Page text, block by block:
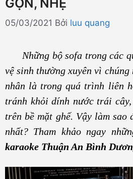
GỌN, NHẸ
05/03/2021 Bởi luu quang
Những bộ sofa trong các
vệ sinh thường xuyên vì chúng
nhân là trong quá trình liên
tránh khỏi dính nước trái
trên bề mặt ghế. Vậy làm sao
nhất? Tham khảo ngay
karaoke Thuận An Bình